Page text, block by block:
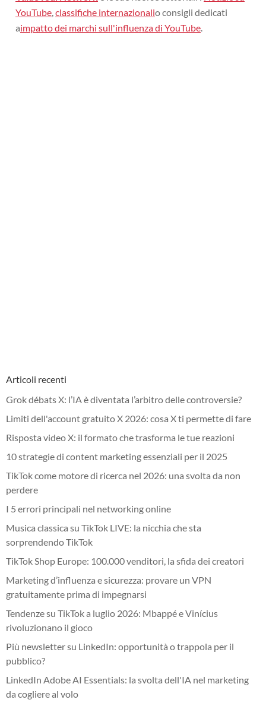
YouTube classifiche internazionalio consigli dedicati
aimpatto dei marchi sull'influenza di YouTube
Articoli recenti
Grok débats X: l’IA è diventata l’arbitro delle controversie?
Limiti dell'account gratuito X 2026: cosa X ti permette di fare
Risposta video X: il formato che trasforma le tue reazioni
10 strategie di content marketing essenziali per il 2025
TikTok come motore di ricerca nel 2026: una svolta da non
perdere
I 5 errori principali nel networking online
Musica classica su TikTok LIVE: la nicchia che sta
sorprendendo TikTok
TikTok Shop Europe: 100.000 venditori, la sfida dei creatori
Marketing d’influenza e sicurezza: provare un VPN
gratuitamente prima di impegnarsi
Tendenze su TikTok a luglio 2026: Mbappé e Vinícius
rivoluzionano il gioco
Più newsletter su LinkedIn: opportunità o trappola per il
pubblico?
LinkedIn Adobe AI Essentials: la svolta dell'IA nel marketing
da cogliere al volo